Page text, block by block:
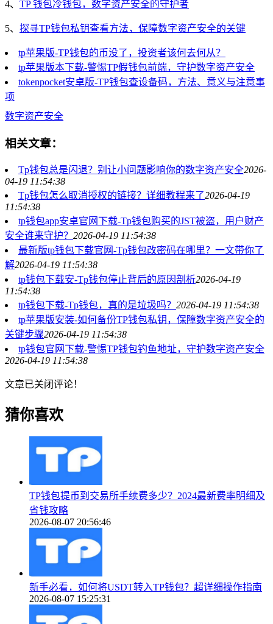
4、 TP 钱包冷钱包，数字资产安全的守护者
5、 探寻TP钱包私钥查看方法，保障数字资产安全的关键
tp苹果版-TP钱包的币没了，投资者该何去何从？
tp苹果版本下载-警惕TP假钱包前端，守护数字资产安全
tokenpocket安卓版-TP钱包查设备码，方法、意义与注意事
项
数字资产安全
相关文章：
Tp钱包总是闪退？别让小问题影响你的数字资产安全2026-
04-19 11:54:38
Tp钱包怎么取消授权的链接？详细教程来了2026-04-19
11:54:38
tp钱包app安卓官网下载-Tp钱包购买的JST被盗，用户财产
安全谁来守护？ 2026-04-19 11:54:38
最新版tp钱包下载官网-Tp钱包改密码在哪里？一文带你了
解2026-04-19 11:54:38
tp钱包下载安-Tp钱包停止背后的原因剖析2026-04-19
11:54:38
tp钱包下载-Tp钱包，真的是垃圾吗？ 2026-04-19 11:54:38
tp苹果版安装-如何备份TP钱包私钥，保障数字资产安全的
关键步骤2026-04-19 11:54:38
tp钱包官网下载-警惕TP钱包钓鱼地址，守护数字资产安全
2026-04-19 11:54:38
文章已关闭评论！
猜你喜欢
TP钱包提币到交易所手续费多少？2024最新费率明细及
省钱攻略
2026-08-07 20:56:46
新手必看，如何将USDT转入TP钱包？超详细操作指南
2026-08-07 15:25:31